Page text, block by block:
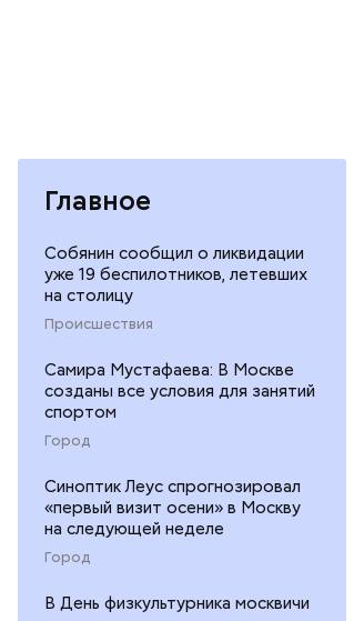
Главное
Собянин сообщил о ликвидации
уже 19 беспилотников, летевших
на столицу
Происшествия
Самира Мустафаева: В Москве
созданы все условия для занятий
спортом
Город
Синоптик Леус спрогнозировал
«первый визит осени» в Москву
на следующей неделе
Город
В День физкультурника москвичи